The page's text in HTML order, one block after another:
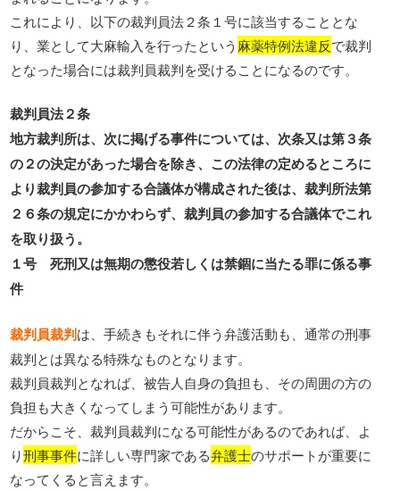
これにより、以下の裁判員法２条１号に該当することとな
り、業として大麻輸入を行ったという 麻薬特例法違反で裁判
となった場合には裁判員裁判を受けることになるのです。
裁判員法２条
地方裁判所は、次に掲げる事件については、次条又は第３条
の２の決定があった場合を除き、この法律の定めるところに
より裁判員の参加する合議体が構成された後は、裁判所法第
２６条の規定にかかわらず、裁判員の参加する合議体でこれ
を取り扱う。
１号 死刑又は無期の懲役若しくは禁錮に当たる罪に係る事
件
裁判員裁判は、手続きもそれに伴う弁護活動も、通常の刑事
裁判とは異なる特殊なものとなります。
裁判員裁判となれば、被告人自身の負担も、その周囲の方の
負担も大きくなってしまう可能性があります。
だからこそ、裁判員裁判になる可能性があるのであれば、よ
り刑事事件に詳しい専門家である弁護士のサポートが重要に
なってくると言えます。